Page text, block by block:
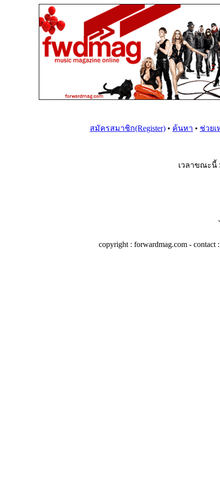
สมัครสมาชิก(Register) • ค้นหา • ช่วยเ
เวลาขณะนี้
copyright : forwardmag.com - contact